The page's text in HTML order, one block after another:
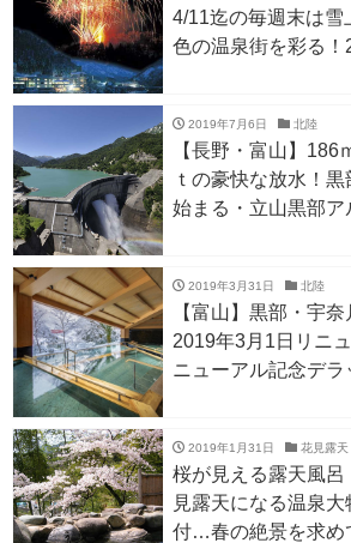
4/11迄の毎週末は雪
色の温泉街を彩る！
2019年7月6日 北陸
【長野・富山】
ｔの豪快な放水！
始まる・立山黒部ア
2019年3月31日 北陸
【富山】黒部・宇奈
2019年3月1日リニ
ニューアル記念デラ
2019年1月31日 花見露天
桜が見える露天風
見露天になる温泉
付…春の絶景を求め